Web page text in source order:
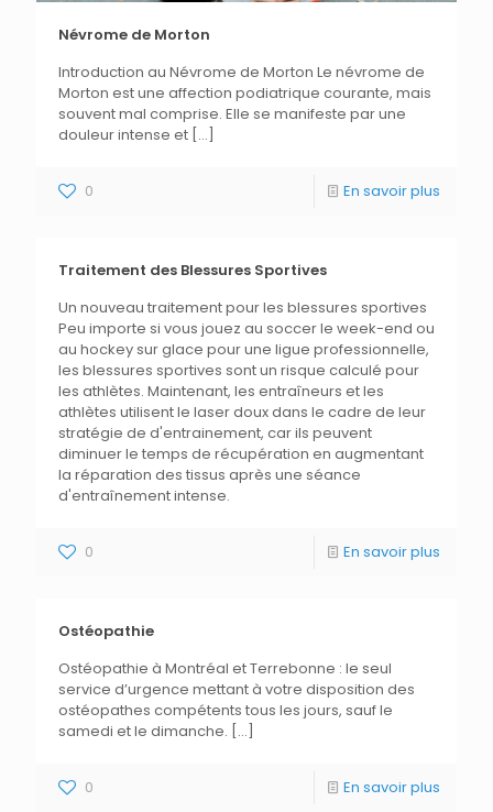
Névrome de Morton
Introduction au Névrome de Morton Le névrome de
Morton est une affection podiatrique courante, mais
souvent mal comprise. Elle se manifeste par une
douleur intense et […]
0 En savoir plus
Traitement des Blessures Sportives
Un nouveau traitement pour les blessures sportives
Peu importe si vous jouez au soccer le week-end ou
au hockey sur glace pour une ligue professionnelle,
les blessures sportives sont un risque calculé pour
les athlètes. Maintenant, les entraîneurs et les
athlètes utilisent le laser doux dans le cadre de leur
stratégie de d'entrainement, car ils peuvent
diminuer le temps de récupération en augmentant
la réparation des tissus après une séance
d'entraînement intense.
0 En savoir plus
Ostéopathie
Ostéopathie à Montréal et Terrebonne : le seul
service d’urgence mettant à votre disposition des
ostéopathes compétents tous les jours, sauf le
samedi et le dimanche. […]
0 En savoir plus